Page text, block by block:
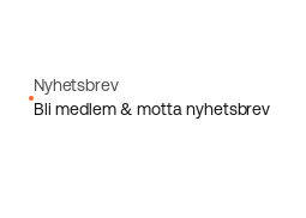
Nyhetsbrev
Bli medlem & motta nyhetsbrev